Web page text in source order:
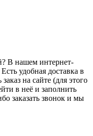
В нашем интернет-
удобная доставка в
на сайте (для этого
в неё и заполнить
заказать звонок и мы